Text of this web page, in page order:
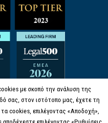
με σκοπό την ανάλυση της
σας, στον ιστότοπο μας, έχετε τη
cookies, επιλέγοντας «Αποδοχή»,